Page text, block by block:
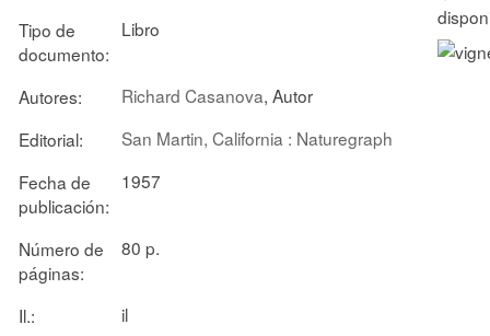
Tipo de
documento:
Libro
Autores: Richard Casanova, Autor
Editorial:
San Martin, California : Naturegraph
Fecha de
publicación:
1957
Número de
páginas:
80 p.
Il.:
il